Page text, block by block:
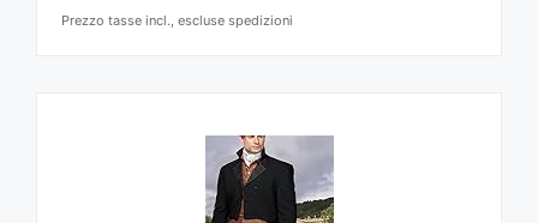
Prezzo tasse incl., escluse spedizioni